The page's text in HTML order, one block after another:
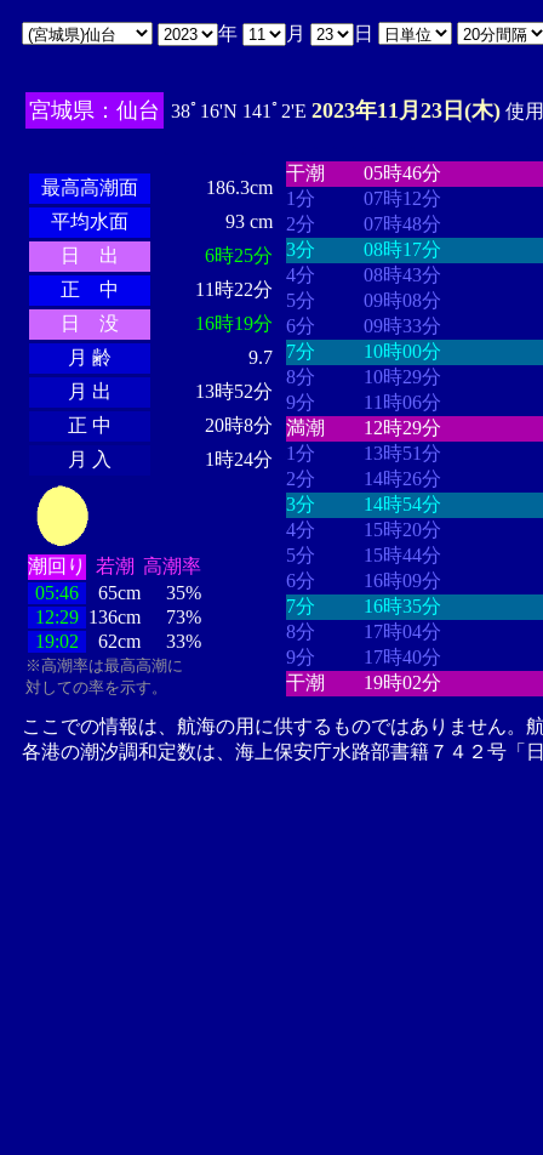
年 月 日
宮城県：仙台 38ﾟ16'N 141ﾟ2'E 2023年11月23日(木) 使
最高高潮面
186.3cm
平均水面
93 cm
日 出
6時25分
正 中
11時22分
日 没
16時19分
月 齢
9.7
月 出
13時52分
正 中
20時8分
月 入
1時24分
潮回り 若潮 高潮率
05:46
65cm
35%
12:29 136cm
73%
19:02
62cm 33%
※高潮率は最高高潮に
対しての率を示す。
干潮
05時46分
1分
07時12分
2分
07時48分
3分
08時17分
4分
08時43分
5分
09時08分
6分
09時33分
7分
10時00分
8分
10時29分
9分
11時06分
満潮
12時29分
1分
13時51分
2分
14時26分
3分
14時54分
4分
15時20分
5分
15時44分
6分
16時09分
7分
16時35分
8分
17時04分
9分
17時40分
干潮
19時02分
ここでの情報は、航海の用に供するものではありません。
各港の潮汐調和定数は、海上保安庁水路部書籍７４２号「